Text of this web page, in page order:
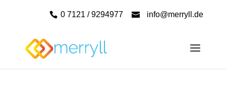
0 7121 / 9294977 info@merryll.de